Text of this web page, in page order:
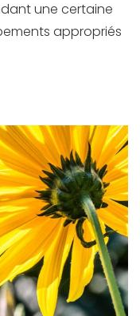
une certaine
appropriés